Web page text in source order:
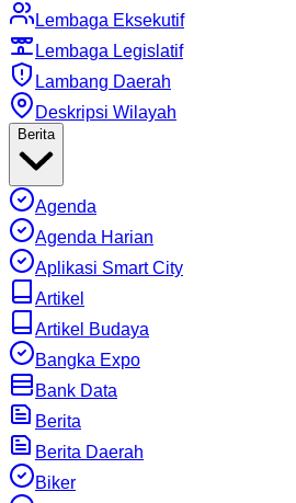
Lembaga Eksekutif
Lembaga Legislatif
Lambang Daerah
Deskripsi Wilayah
Berita
Agenda
Agenda Harian
Aplikasi Smart City
Artikel
Artikel Budaya
Bangka Expo
Bank Data
Berita
Berita Daerah
Biker